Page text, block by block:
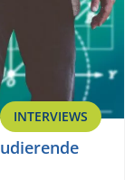
INTERVIEWS